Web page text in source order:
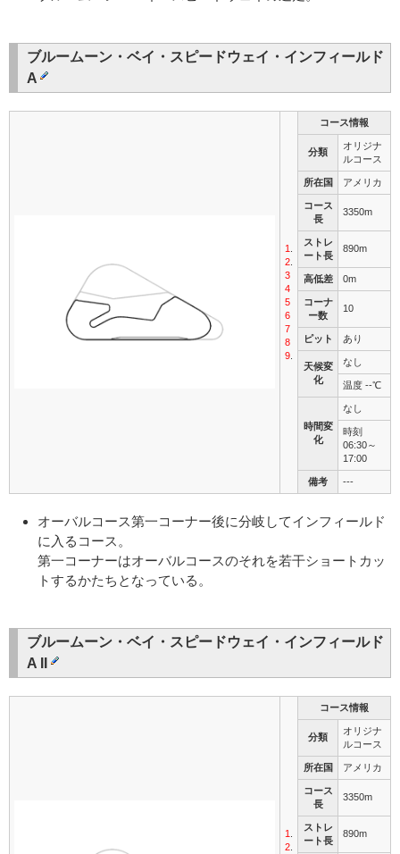
ブルームーン・ベイ・スピードウェイ・インフィールド
A
1
2
3
4
5
6
7
8
9
コース情報
分類
オリジナ
ルコース
所在国 アメリカ
コース
長
3350m
ストレ
ート長
890m
高低差 0m
コーナ
ー数
10
ピット あり
天候変
化
なし
温度 --℃
時間変
化
なし
時刻
06:30～
17:00
備考 ---
オーバルコース第一コーナー後に分岐してインフィールド
に入るコース。
第一コーナーはオーバルコースのそれを若干ショートカッ
トするかたちとなっている。
ブルームーン・ベイ・スピードウェイ・インフィールド
A II
1
2
コース情報
分類
オリジナ
ルコース
所在国 アメリカ
コース
長
3350m
ストレ
ート長
890m